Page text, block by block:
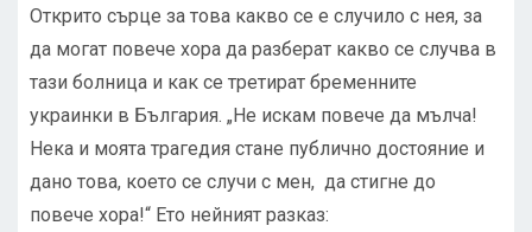
Открито сърце за това какво се е случило с нея, за
да могат повече хора да разберат какво се случва в
тази болница и как се третират бременните
украинки в България. „Не искам повече да мълча!
Нека и моята трагедия стане публично достояние и
дано това, което се случи с мен, да стигне до
повече хора!“ Ето нейният разказ: